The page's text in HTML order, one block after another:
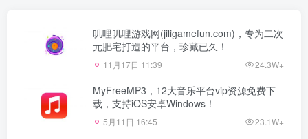
叽哩叽哩游戏网(jiligamefun.com)，专为二次
元肥宅打造的平台，珍藏已久！
11月17日 11:39 24.3W+
MyFreeMP3，12大音乐平台vip资源免费下
载，支持iOS安卓Windows！
5月11日 16:45 23.1W+